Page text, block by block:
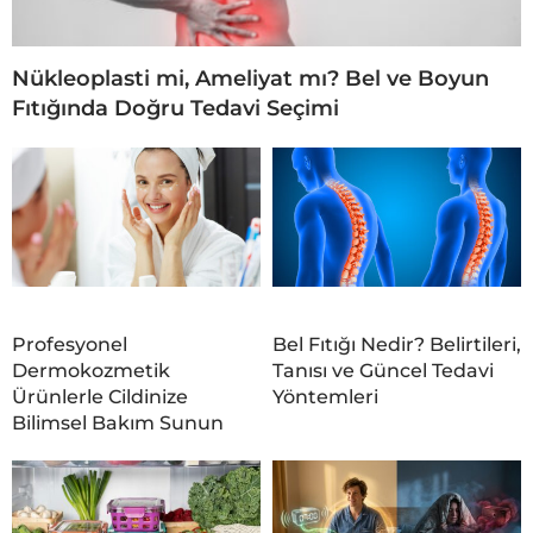
Nükleoplasti mi, Ameliyat mı? Bel ve Boyun
Fıtığında Doğru Tedavi Seçimi
Profesyonel
Dermokozmetik
Ürünlerle Cildinize
Bilimsel Bakım Sunun
Bel Fıtığı Nedir? Belirtileri,
Tanısı ve Güncel Tedavi
Yöntemleri